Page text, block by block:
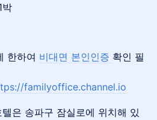
박
한하여 비대면 본인인증 확인 필
familyoffice.channel.io
은 송파구 잠실로에 위치해 있